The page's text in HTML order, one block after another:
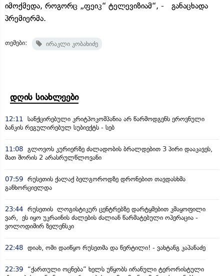
იმოქმედა, როგორც „ფეიკ“ ტელევიზიამ“, - განაცხადა
პრემიერმა.
თემები: ირაკლი კობახიძე
დღის სიახლეები
12:11
სანქცირებული კრიტპოკომპანია არ წარმოდგენს ეროვნული
ბანკის რეგულირებულ სუბიექტს - სებ
11:08 გლოვოს კურიერზე ძალადობის ბრალდებით 3 პირი დააკავეს,
მათ შორის 2 არასრულწლოვანი
07:59 რუსეთის ქალაქ ბელგოროდზე დრონებით თავდასხმა
განხორციელდა
23:44 რუსეთის ლოგისტიკურ ცენტრებზე დარტყმებით კმაყოფილი
ვარ, ეს იყო უკრაინის ძალების ძალიან წარმატებული ოპერაცია -
ვოლოდიმირ ზელენსკი
22:48 დიახ, ომი დაიწყო რუსეთმა და წერტილი! - ვახტანგ კაპანაძე
22:39
“ქართული ოცნება” ხელს უწყობს ირანული ტერორისტული